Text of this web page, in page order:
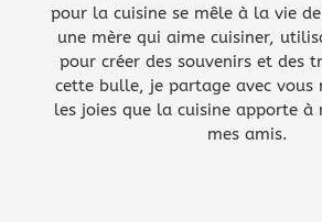
pour la cuisine se mêle à la vie
une mère qui aime cuisiner,
pour créer des souvenirs et des
cette bulle, je partage avec vous
les joies que la cuisine apporte
mes amis.